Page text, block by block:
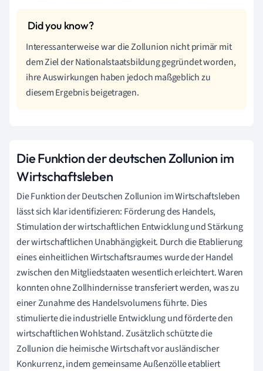
Interessanterweise war die Zollunion nicht primär mit
dem Ziel der Nationalstaatsbildung gegründet worden,
ihre Auswirkungen haben jedoch maßgeblich zu
diesem Ergebnis beigetragen.
Die Funktion der deutschen Zollunion im
Wirtschaftsleben
Die Funktion der Deutschen Zollunion im Wirtschaftsleben
lässt sich klar identifizieren: Förderung des Handels,
Stimulation der wirtschaftlichen Entwicklung und Stärkung
der wirtschaftlichen Unabhängigkeit. Durch die Etablierung
eines einheitlichen Wirtschaftsraumes wurde der Handel
zwischen den Mitgliedstaaten wesentlich erleichtert. Waren
konnten ohne Zollhindernisse transferiert werden, was zu
einer Zunahme des Handelsvolumens führte. Dies
stimulierte die industrielle Entwicklung und förderte den
wirtschaftlichen Wohlstand. Zusätzlich schützte die
Zollunion die heimische Wirtschaft vor ausländischer
Konkurrenz, indem gemeinsame Außenzölle etabliert